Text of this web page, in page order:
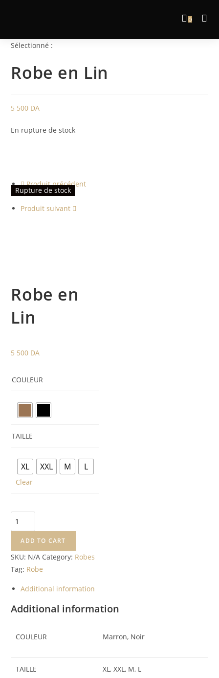
0
Sélectionné :
Robe en Lin
5 500 DA
En rupture de stock
Produit précédent
Produit suivant
Rupture de stock
Robe en
Lin
5 500 DA
COULEUR
TAILLE
XL XXL M L
Clear
ADD TO CART
SKU: N/A Category: Robes
Tag: Robe
Additional information
Additional information
COULEUR Marron, Noir
TAILLE XL, XXL, M, L
Rupture de stock
Rupture de stock